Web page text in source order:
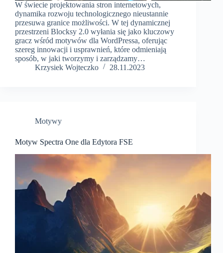
W świecie projektowania stron internetowych,
dynamika rozwoju technologicznego nieustannie
przesuwa granice możliwości. W tej dynamicznej
przestrzeni Blocksy 2.0 wyłania się jako kluczowy
gracz wśród motywów dla WordPressa, oferując
szereg innowacji i usprawnień, które odmieniają
sposób, w jaki tworzymy i zarządzamy…
Krzysiek Wojteczko
28.11.2023
Motywy
Motyw Spectra One dla Edytora FSE